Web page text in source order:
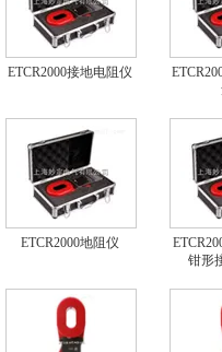
ETCR2000接地电阻仪
ETCR2000地阻仪
钳形